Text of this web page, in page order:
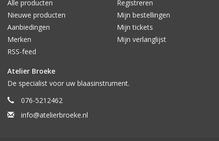
Alle producten
Nieuwe producten
Aanbiedingen
Merken
RSS-feed
Registreren
Mijn bestellingen
Mijn tickets
Mijn verlanglijst
Atelier Broeke
De specialist voor uw blaasinstrument.
076-5212462
info@atelierbroeke.nl